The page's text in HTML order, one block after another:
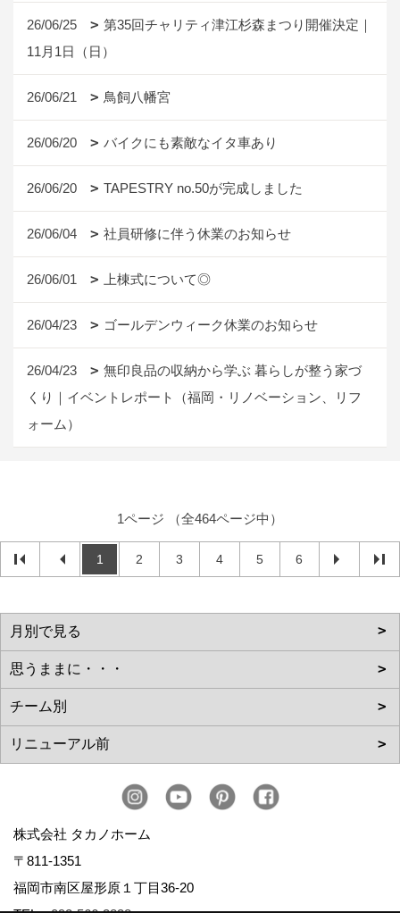
26/06/25
第35回チャリティ津江杉森まつり開催決定｜
11月1日（日）
26/06/21 鳥飼八幡宮
26/06/20 バイクにも素敵なイタ車あり
26/06/20 TAPESTRY no.50が完成しました
26/06/04 社員研修に伴う休業のお知らせ
26/06/01 上棟式について◎
26/04/23 ゴールデンウィーク休業のお知らせ
26/04/23
無印良品の収納から学ぶ 暮らしが整う家づ
くり｜イベントレポート（福岡・リノベーション、リフ
ォーム）
1ページ （全464ページ中）
1 2 3 4 5 6
株式会社 タカノホーム
〒811-1351
福岡市南区屋形原１丁目36-20